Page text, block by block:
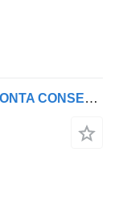
Bull Trailers TOROVELOCE Nuovo PRONTA CONSEGNA